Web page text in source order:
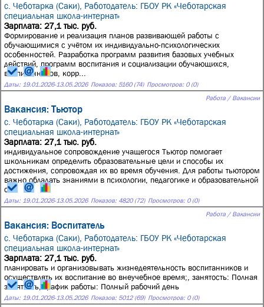
с. Чеботарка (Саки), Работодатель: ГБОУ РК «Чеботарская
специальная школа-интернат»
Зарплата: 27,1 тыс. руб.
Формирование и реализация планов развивающей работы с
обучающимися с учётом их индивидуально-психологических
особенностей. Разработка программ развития базовых учебных
действий, программ воспитания и социализации обучающихся,
воспитанников, корр...
Даты: 19.01.2026-13.05.2026 Показов: 5160 (74) Просмотров: 0 (0)
Работа / Вакансии
Вакансия: Тьютор
с. Чеботарка (Саки), Работодатель: ГБОУ РК «Чеботарская
специальная школа-интернат»
Зарплата: 27,1 тыс. руб.
индивидуальное сопровождение учащегося Тьютор помогает
школьникам определить образовательные цели и способы их
достижения, сопровождая их во время обучения. Для работы тьютором
важно обладать знаниями в психологии, педагогике и образовательной
с...
Даты: 19.01.2026-13.05.2026 Показов: 4820 (72) Просмотров: 0 (0)
Работа / Вакансии
Вакансия: Воспитатель
с. Чеботарка (Саки), Работодатель: ГБОУ РК «Чеботарская
специальная школа-интернат»
Зарплата: 27,1 тыс. руб.
планировать и организовывать жизнедеятельность воспитанников и
осуществлять их воспитание во внеучебное время;, занятость: Полная
занятость, график работы: Полный рабочий день
Даты: 19.01.2026-13.05.2026 Показов: 5012 (69) Просмотров: 0 (0)